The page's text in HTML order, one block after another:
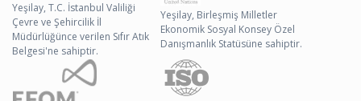
Yeşilay, T.C. İstanbul Valiliği
Çevre ve Şehircilik İl
Müdürlüğünce verilen Sıfır Atık
Belgesi'ne sahiptir.
Yeşilay, Birleşmiş Milletler
Ekonomik Sosyal Konsey Özel
Danışmanlık Statüsüne sahiptir.